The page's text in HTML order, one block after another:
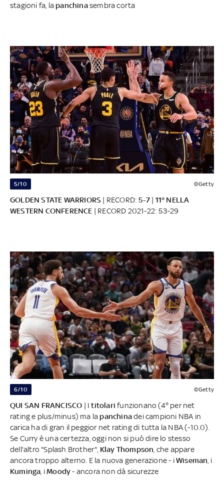
stagioni fa, la panchinasembra corta
5/10 ©Getty
GOLDEN STATE WARRIORS | RECORD:5-7 | 11° NELLA
WESTERN CONFERENCE | RECORD 2021-22: 53-29
6/10 ©Getty
QUI SAN FRANCISCO | Ititolarifunzionano (4° per net
rating e plus/minus) ma la panchinadei campioni NBA in
carica ha di gran il peggior net rating di tutta la NBA (-10.0).
Se Curry è una certezza, oggi non si può dire lo stesso
dell'altro "Splash Brother", Klay Thompson , che appare
ancora troppo alterno. E la nuova generazione - iWiseman , i
Kuminga , iMoody- ancora non dà sicurezze